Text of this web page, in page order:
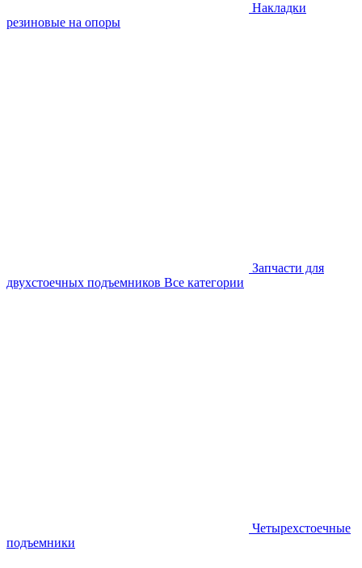
Накладки
резиновые на опоры
Запчасти для
двухстоечных подъемников Все категории
Четырехстоечные
подъемники